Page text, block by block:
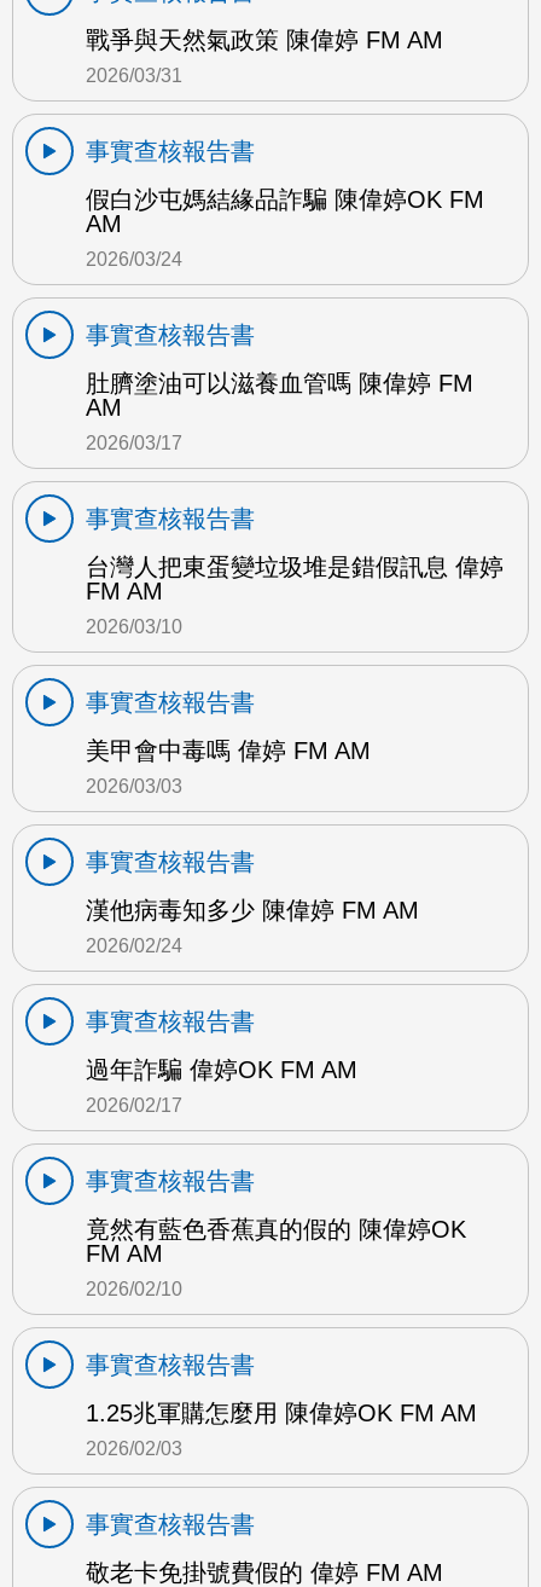
戰爭與天然氣政策 陳偉婷 FM AM
2026/03/31
事實查核報告書
假白沙屯媽結緣品詐騙 陳偉婷OK FM
AM
2026/03/24
事實查核報告書
肚臍塗油可以滋養血管嗎 陳偉婷 FM
AM
2026/03/17
事實查核報告書
台灣人把東蛋變垃圾堆是錯假訊息 偉婷
FM AM
2026/03/10
事實查核報告書
美甲會中毒嗎 偉婷 FM AM
2026/03/03
事實查核報告書
漢他病毒知多少 陳偉婷 FM AM
2026/02/24
事實查核報告書
過年詐騙 偉婷OK FM AM
2026/02/17
事實查核報告書
竟然有藍色香蕉真的假的 陳偉婷OK
FM AM
2026/02/10
事實查核報告書
1.25兆軍購怎麼用 陳偉婷OK FM AM
2026/02/03
事實查核報告書
敬老卡免掛號費假的 偉婷 FM AM